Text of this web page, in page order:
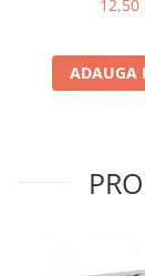
12,50
ADAUGA